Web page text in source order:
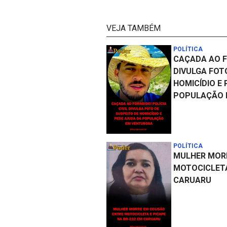
VEJA TAMBÉM
POLÍTICA
CAÇADA AO
DIVULGA
HOMICÍDIO E
POPULAÇÃO
POLÍTICA
MULHER
CARUARU